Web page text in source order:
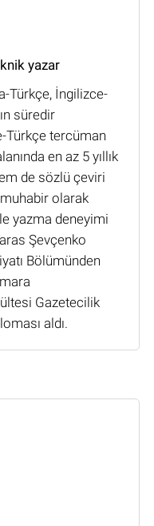
yazar
Türkçe, İngilizce-
süredir
Türkçe tercüman
en az 5 yıllık
de sözlü çeviri
muhabir olarak
yazma deneyimi
Şevçenko
Bölümünden
Gazetecilik
aldı.